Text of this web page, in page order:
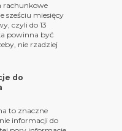
rachunkowe
sześciu miesięcy
czyli do 13
powinna być
nie rzadziej
do
to znaczne
informacji do